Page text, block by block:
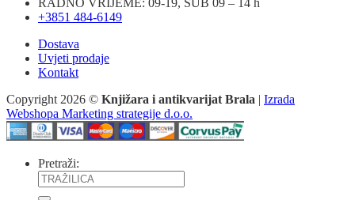
+3851 484-6149
Dostava
Uvjeti prodaje
Kontakt
Copyright 2026 © Knjižara i antikvarijat Brala | Izrada
Webshopa Marketing strategije d.o.o.
Pretraži: